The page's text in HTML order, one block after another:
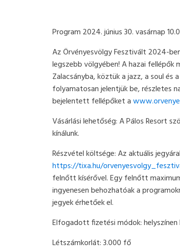
Program 2024. június 30. vasárnap
Az Örvényesvölgy Fesztivált 2024-
legszebb völgyében! A hazai
Zalacsányba, köztük a jazz, a soul és
folyamatosan jelentjük be, részletes
bejelentett fellépőket a
Vásárlási lehetőség: A Pálos Resort
kínálunk.
Részvétel költsége: Az aktuális
https://tixa.hu/
felnőtt kísérővel. Egy felnőtt
ingyenesen behozhatóak a
jegyek érhetőek el.
Elfogadott fizetési módok: helyszínen
Létszámkorlát: 3.000 fő